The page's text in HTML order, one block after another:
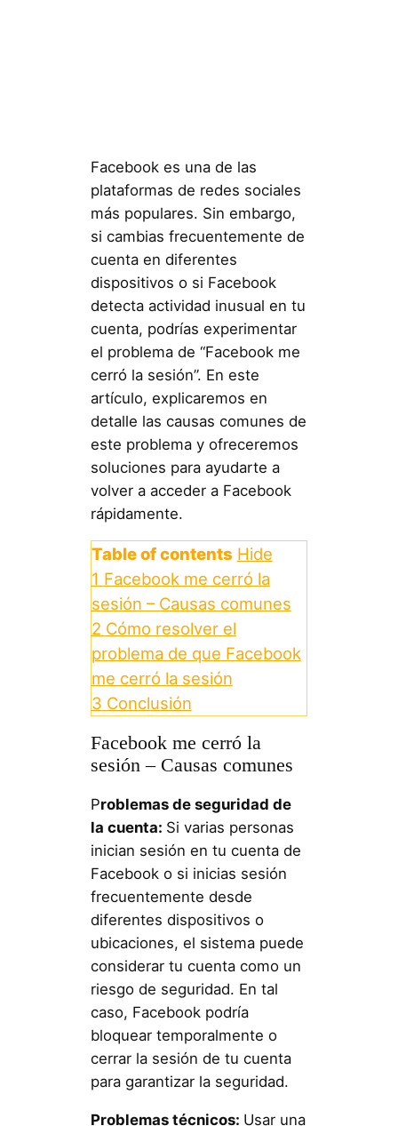
Facebook es una de las
plataformas de redes sociales
más populares. Sin embargo,
si cambias frecuentemente de
cuenta en diferentes
dispositivos o si Facebook
detecta actividad inusual en tu
cuenta, podrías experimentar
el problema de “Facebook me
cerró la sesión”. En este
artículo, explicaremos en
detalle las causas comunes de
este problema y ofreceremos
soluciones para ayudarte a
volver a acceder a Facebook
rápidamente.
Table of contents Hide
1 Facebook me cerró la
sesión – Causas comunes
2 Cómo resolver el
problema de que Facebook
me cerró la sesión
3 Conclusión
Facebook me cerró la
sesión – Causas comunes
Problemas de seguridad de
la cuenta: Si varias personas
inician sesión en tu cuenta de
Facebook o si inicias sesión
frecuentemente desde
diferentes dispositivos o
ubicaciones, el sistema puede
considerar tu cuenta como un
riesgo de seguridad. En tal
caso, Facebook podría
bloquear temporalmente o
cerrar la sesión de tu cuenta
para garantizar la seguridad.
Problemas técnicos: Usar una